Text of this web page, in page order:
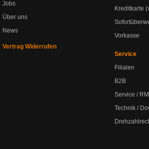
Jobs
Über uns
News
Vertrag Widerrufen
Kreditkarte
Vorkasse
Service
Filialen
B2B
Service /
Technik /